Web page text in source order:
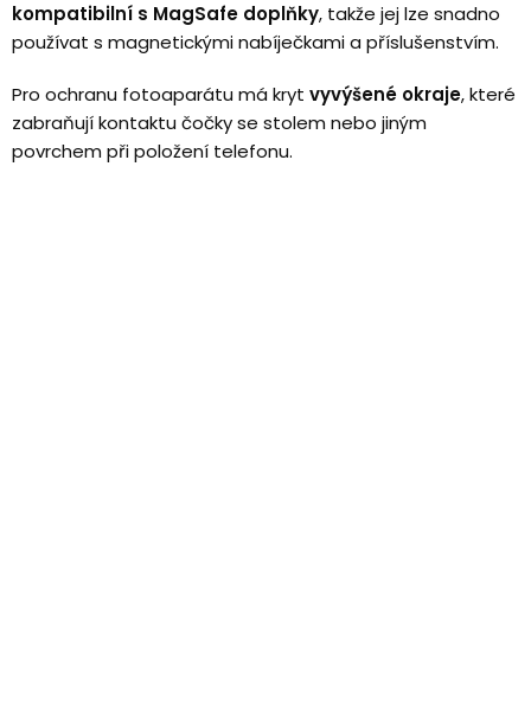
kompatibilní s MagSafe doplňky, takže jej lze snadno
používat s magnetickými nabíječkami a příslušenstvím.
Pro ochranu fotoaparátu má kryt vyvýšené okraje, které
zabraňují kontaktu čočky se stolem nebo jiným
povrchem při položení telefonu.